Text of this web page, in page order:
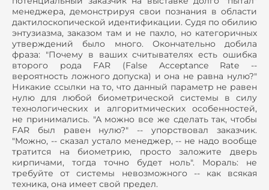
менеджера, демонстрируя свои познания в области
дактилоскопической идентификации. Судя по обилию
энтузиазма, заказом там и не пахло, но категоричных
утверждений было много. Окончательно добила
фраза: "Почему в ваших считывателях есть ошибка
второго рода FAR (False Acceptance Rate --
вероятность ложного допуска) и она не равна нулю?"
Никакие ссылки на то, что данный параметр не равен
нулю для любой биометрической системы в силу
технологических и алгоритмических особенностей,
не принимались. "А можно все же сделать так, чтобы
FAR был равен нулю?" -- упорствовал заказчик.
"Можно, -- сказал устало менеджер, -- не надо вообще
тратится на биометрию, просто заложите дверь
кирпичами, тогда точно будет ноль". Мораль: не
требуйте от системы невозможного -- как всякая
техника, она имеет свой предел.